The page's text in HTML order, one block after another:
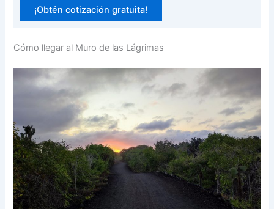
¡Obtén cotización gratuita!
Cómo llegar al Muro de las Lágrimas